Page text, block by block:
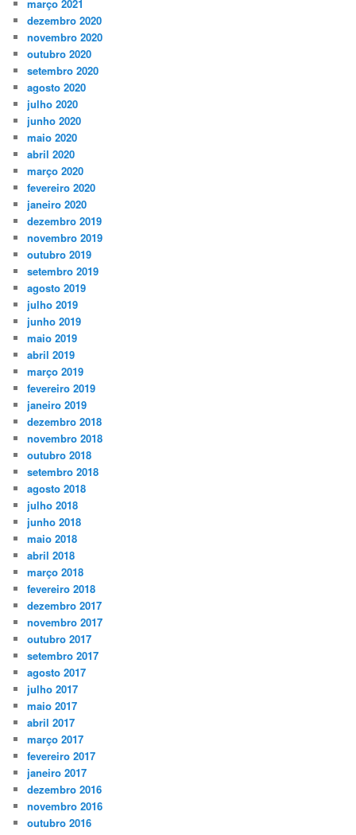
março 2021
dezembro 2020
novembro 2020
outubro 2020
setembro 2020
agosto 2020
julho 2020
junho 2020
maio 2020
abril 2020
março 2020
fevereiro 2020
janeiro 2020
dezembro 2019
novembro 2019
outubro 2019
setembro 2019
agosto 2019
julho 2019
junho 2019
maio 2019
abril 2019
março 2019
fevereiro 2019
janeiro 2019
dezembro 2018
novembro 2018
outubro 2018
setembro 2018
agosto 2018
julho 2018
junho 2018
maio 2018
abril 2018
março 2018
fevereiro 2018
dezembro 2017
novembro 2017
outubro 2017
setembro 2017
agosto 2017
julho 2017
maio 2017
abril 2017
março 2017
fevereiro 2017
janeiro 2017
dezembro 2016
novembro 2016
outubro 2016